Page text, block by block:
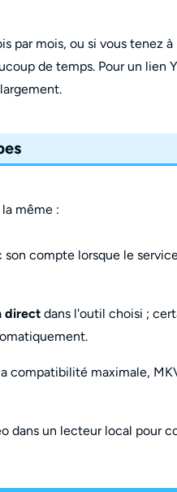
par mois, ou si vous tenez
de temps. Pour un lien
même :
son compte lorsque le
direct dans l'outil choisi ;
compatibilité maximale,
dans un lecteur local pour